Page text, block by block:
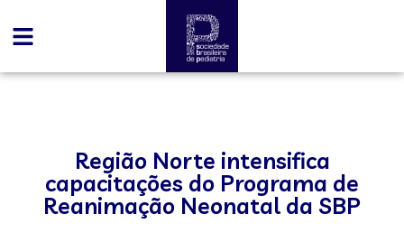
Região Norte intensifica
capacitações do Programa de
Reanimação Neonatal da SBP